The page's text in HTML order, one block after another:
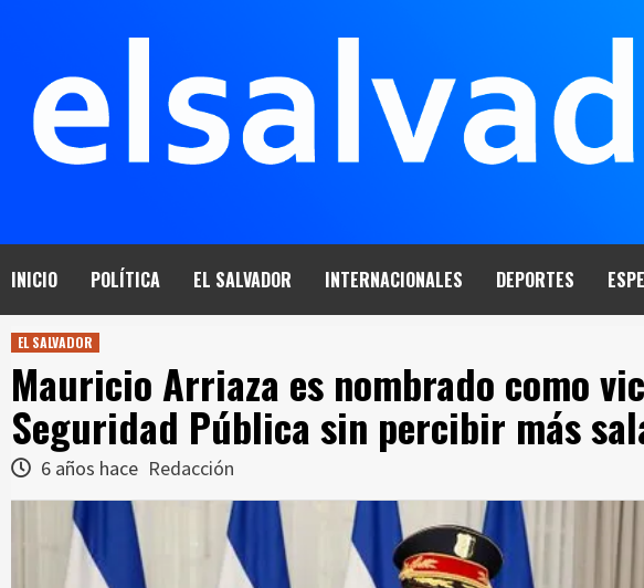
INICIO POLÍTICA EL SALVADOR INTERNACIONALES DEPORTES
EL SALVADOR
Mauricio Arriaza es nombrado como
Seguridad Pública sin percibir más
6 años hace Redacción